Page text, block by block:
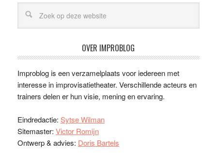
OVER IMPROBLOG
Improblog is een verzamelplaats voor iedereen met
interesse in improvisatietheater. Verschillende acteurs en
trainers delen er hun visie, mening en ervaring.
Eindredactie: Sytse Wilman
Sitemaster: Victor Romijn
Ontwerp & advies: Doris Bartels